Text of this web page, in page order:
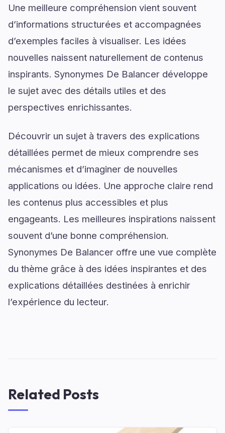
Une meilleure compréhension vient souvent
d’informations structurées et accompagnées
d’exemples faciles à visualiser. Les idées
nouvelles naissent naturellement de contenus
inspirants. Synonymes De Balancer développe
le sujet avec des détails utiles et des
perspectives enrichissantes.
Découvrir un sujet à travers des explications
détaillées permet de mieux comprendre ses
mécanismes et d’imaginer de nouvelles
applications ou idées. Une approche claire rend
les contenus plus accessibles et plus
engageants. Les meilleures inspirations naissent
souvent d’une bonne compréhension.
Synonymes De Balancer offre une vue complète
du thème grâce à des idées inspirantes et des
explications détaillées destinées à enrichir
l’expérience du lecteur.
Related Posts